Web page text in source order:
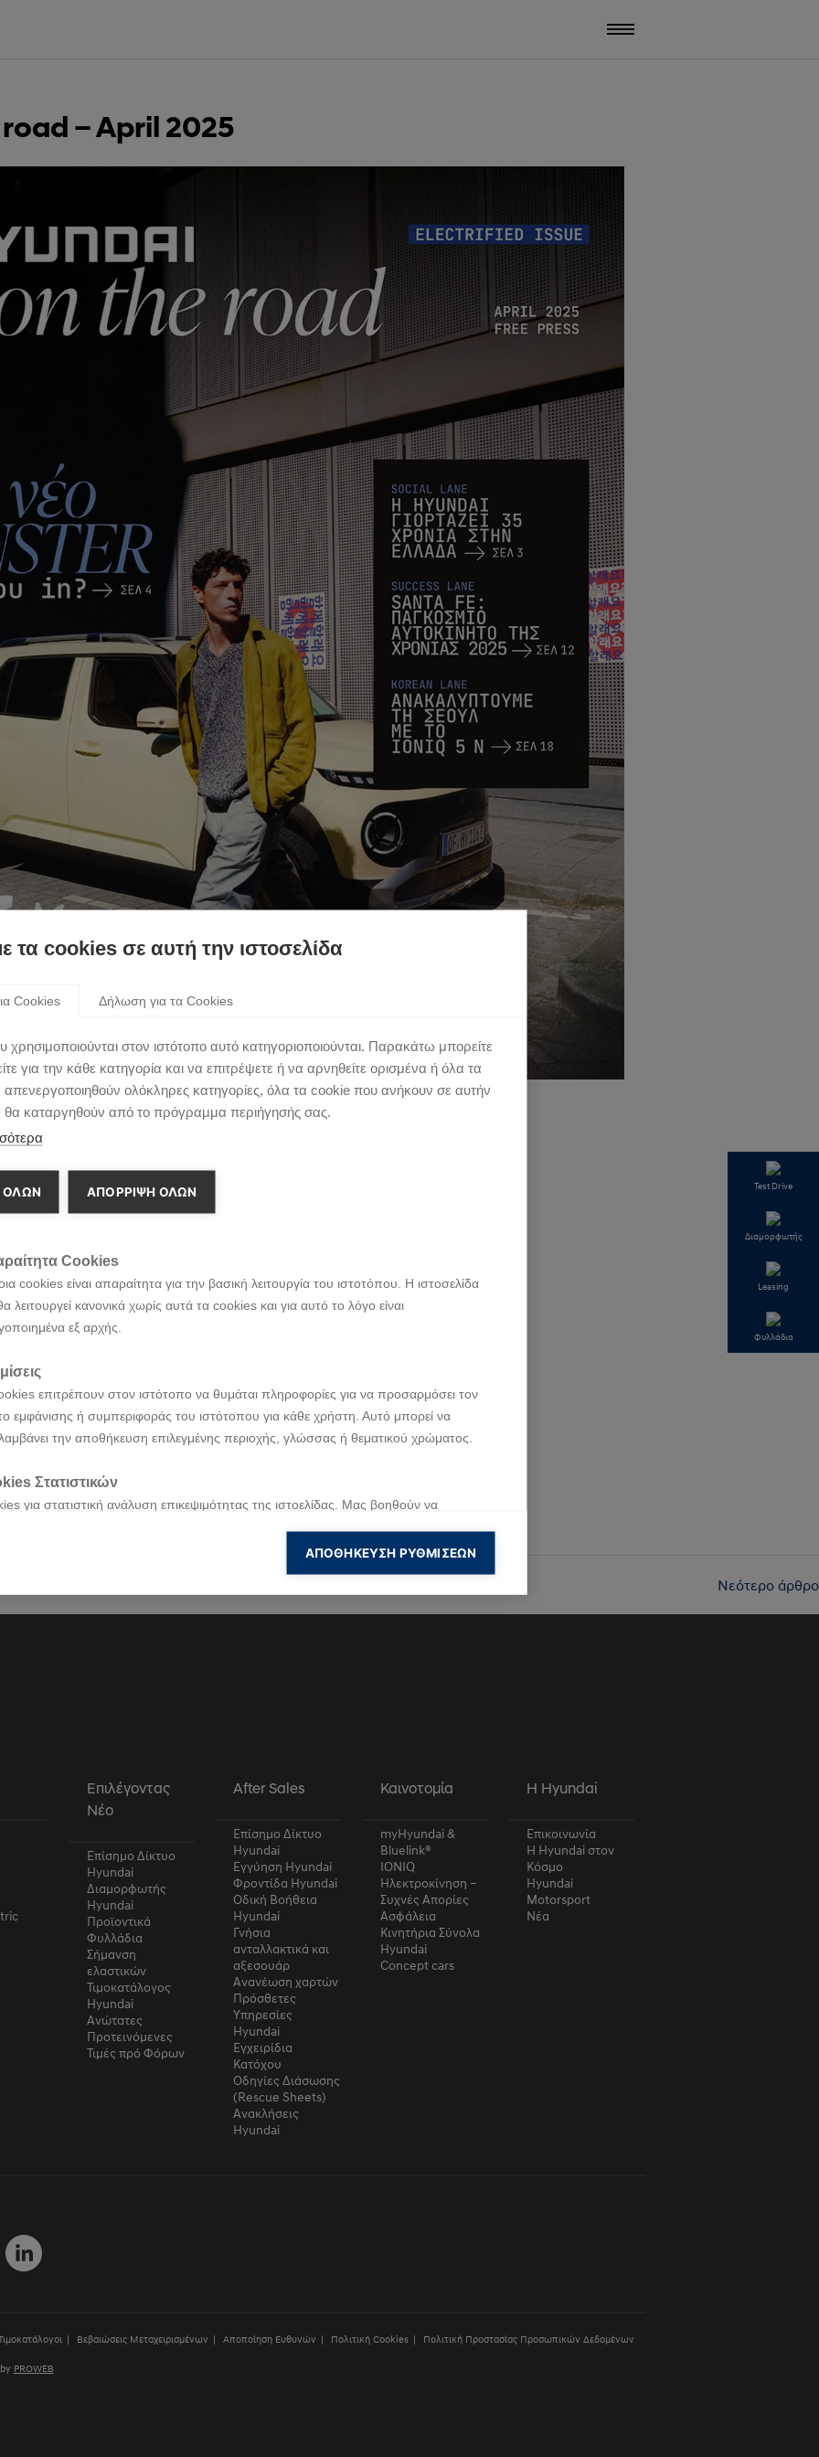
τα cookies σε αυτή την ιστοσελίδα
Cookies Δήλωση για τα Cookies
στον ιστότοπο αυτό κατηγοριοποιούνται. Παρακάτω μπορείτε
για την κάθε κατηγορία και να επιτρέψετε ή να αρνηθείτε ορισμένα ή όλα τα
ολόκληρες κατηγορίες, όλα τα cookie που ανήκουν σε αυτήν
θα καταργηθούν από το πρόγραμμα περιήγησής σας.
ΟΛΩΝ ΑΠΌΡΡΙΨΗ ΌΛΩΝ
Cookies
cookies είναι απαραίτητα για την βασική λειτουργία του ιστοτόπου. Η ιστοσελίδα
λειτουργεί κανονικά χωρίς αυτά τα cookies και για αυτό το λόγο είναι
εξ αρχής.
επιτρέπουν στον ιστότοπο να θυμάται πληροφορίες για να προσαρμόσει τον
εμφάνισης ή συμπεριφοράς του ιστότοπου για κάθε χρήστη. Αυτό μπορεί να
την αποθήκευση επιλεγμένης περιοχής, γλώσσας ή θεματικού χρώματος.
Στατιστικών
για στατιστική ανάλυση επικεψιμότητας της ιστοελίδας. Μας βοηθούν να
για Marketing
για ενέργειες Marketing τα οποία χρησιμοποιούνται για να παρακολουθήσουν
ΑΠΟΘΉΚΕΥΣΗ ΡΥΘΜΊΣΕΩΝ
Test Drive
Διαμορφωτής
Leasing
Φυλλάδια
– April 2025
Νεότερο άρθρο
Επιλέγοντας
Νέο
Επίσημο Δίκτυο
Hyundai
Διαμορφωτής
Hyundai
Προϊοντικά
Φυλλάδια
Σήμανση
ελαστικών
Τιμοκατάλογος
Hyundai
Ανώτατες
Προτεινόμενες
Τιμές πρό Φόρων
After Sales
Επίσημο Δίκτυο
Hyundai
Εγγύηση Hyundai
Φροντίδα Hyundai
Οδική Βοήθεια
Hyundai
Γνήσια
ανταλλακτικά και
αξεσουάρ
Ανανέωση χαρτών
Πρόσθετες
Υπηρεσίες
Hyundai
Εγχειρίδια
Κατόχου
Οδηγίες Διάσωσης
(Rescue Sheets)
Ανακλήσεις
Hyundai
Καινοτομία
myHyundai &
Bluelink®
IONIQ
Ηλεκτροκίνηση –
Συχνές Απορίες
Ασφάλεια
Κινητήρια Σύνολα
Hyundai
Concept cars
Η Hyundai
Επικοινωνία
Η Hyundai στον
Κόσμο
Hyundai
Motorsport
Νέα
Βεβαιώσεις Μεταχειρισμένων Αποποίηση Ευθυνών Πολιτική Cookies Πολιτική Προστασίας Προσωπικών Δεδομένων
PROWEB